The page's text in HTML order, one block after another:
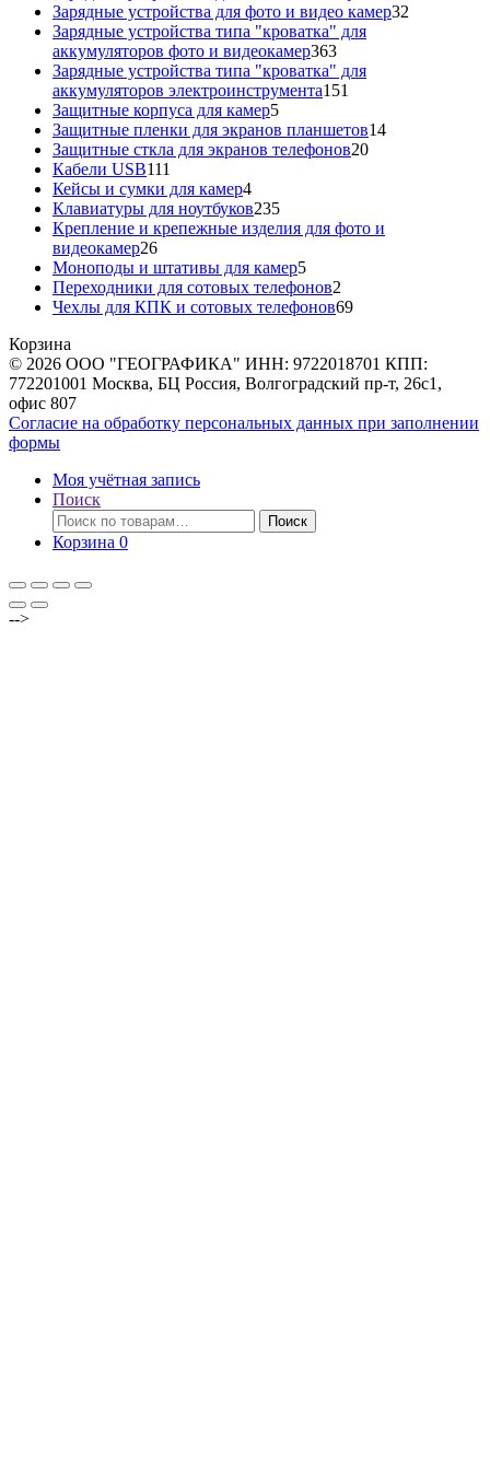
товаров
Зарядные устройства для фото и видео камер32
Зарядные устройства типа "кроватка" для
аккумуляторов фото и видеокамер363363
товара
Зарядные устройства типа "кроватка" для
аккумуляторов электроинструмента151
Защитные корпуса для камер55
товаров
Защитные пленки для экранов планшетов1414
Защитные сткла для экранов телефонов2020
Кабели USB111
товаров
Кейсы и сумки для камер44
товара
Клавиатуры для ноутбуков235235
товаров
Крепление и крепежные изделия для фото и
видеокамер2626
товаров
Моноподы и штативы для камер55
товаров
Переходники для сотовых телефонов2
товара
Чехлы для КПК и сотовых телефонов6969
Корзина
© 2026 ООО "ГЕОГРАФИКА" ИНН: 9722018701 КПП:
772201001 Москва, БЦ Россия, Волгоградский пр-т, 26с1,
офис 807
Согласие на обработку персональных данных при заполнении
формы
Моя учётная запись
Поиск
Искать:
Поиск
Корзина 0
-->